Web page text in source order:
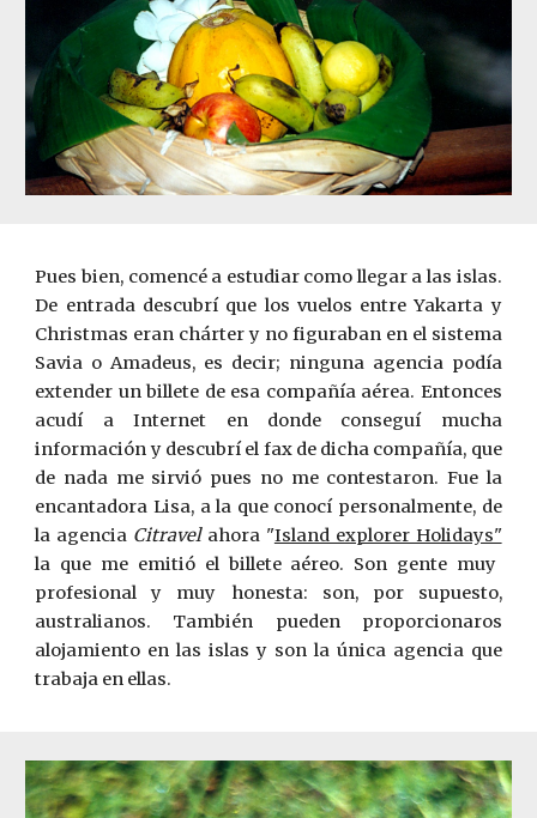
Pues bien, comencé a estudiar como llegar a las islas.
De entrada descubrí que los vuelos entre Yakarta y
Christmas eran chárter y no figuraban en el sistema
Savia o Amadeus, es decir; ninguna agencia podía
extender un billete de esa compañía aérea. Entonces
acudí a Internet en donde conseguí mucha
información y descubrí el fax de dicha compañía, que
de nada me sirvió pues no me contestaron. Fue la
encantadora Lisa, a la que conocí personalmente, de
la agencia Citravelahora "Island explorer Holidays"
la que me emitió el billete aéreo. Son gente muy
profesional y muy honesta: son, por supuesto,
australianos. También pueden proporcionaros
alojamiento en las islas y son la única agencia que
trabaja en ellas.